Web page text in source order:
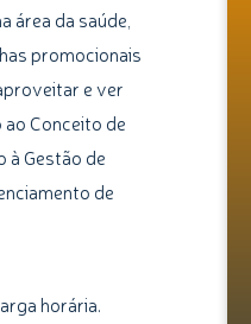
área da saúde,
promocionais
e ver
Conceito de
à Gestão de
de
horária.